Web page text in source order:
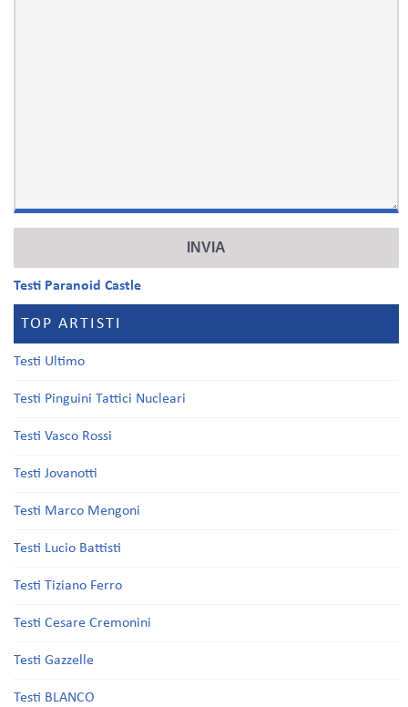
Testi Paranoid Castle
TOP ARTISTI
Testi Ultimo
Testi Pinguini Tattici Nucleari
Testi Vasco Rossi
Testi Jovanotti
Testi Marco Mengoni
Testi Lucio Battisti
Testi Tiziano Ferro
Testi Cesare Cremonini
Testi Gazzelle
Testi BLANCO